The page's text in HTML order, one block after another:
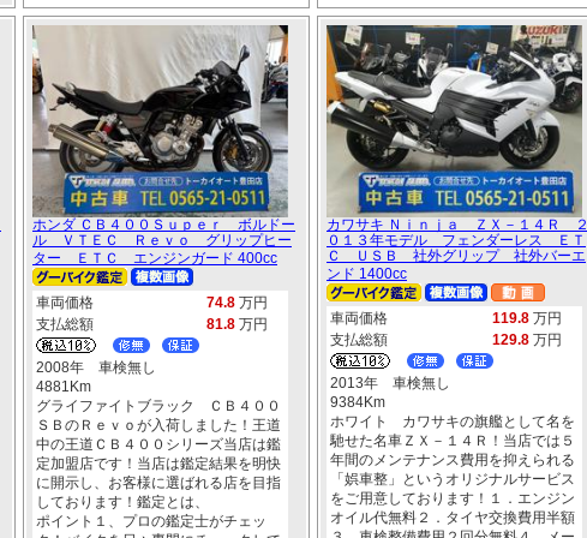
ホンダ ＣＢ４００Ｓｕｐｅｒ ボルドー
ル ＶＴＥＣ Ｒｅｖｏ グリップヒー
ター ＥＴＣ エンジンガード 400cc
車両価格 74.8 万円
支払総額
81.8 万円
2008年 車検無し
4881Km
グライファイトブラック ＣＢ４００
ＳＢのＲｅｖｏが入荷しました！王道
中の王道ＣＢ４００シリーズ当店は鑑
定加盟店です！当店は鑑定結果を明快
に開示し、お客様に選ばれる店を目指
しております！鑑定とは、
ポイント１、プロの鑑定士がチェッ
カワサキ Ｎｉｎｊａ ＺＸ－１４Ｒ ２
０１３年モデル フェンダーレス ＥＴ
Ｃ ＵＳＢ 社外グリップ 社外バーエ
ンド 1400cc
車両価格 119.8 万円
支払総額
129.8 万円
2013年 車検無し
9384Km
ホワイト カワサキの旗艦として名を
馳せた名車ＺＸ－１４Ｒ！当店では５
年間のメンテナンス費用を抑えられる
「娯車整」というオリジナルサービス
をご用意しております！１．エンジン
オイル代無料２．タイヤ交換費用半額